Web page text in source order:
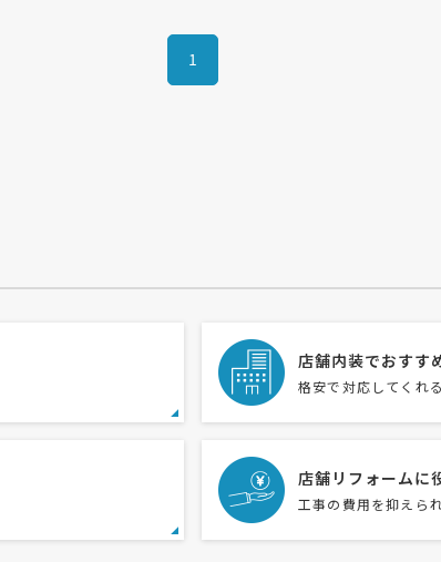
1
店舗内装でおすす
格安で対応してくれ
店舗リフォームに
工事の費用を抑えら